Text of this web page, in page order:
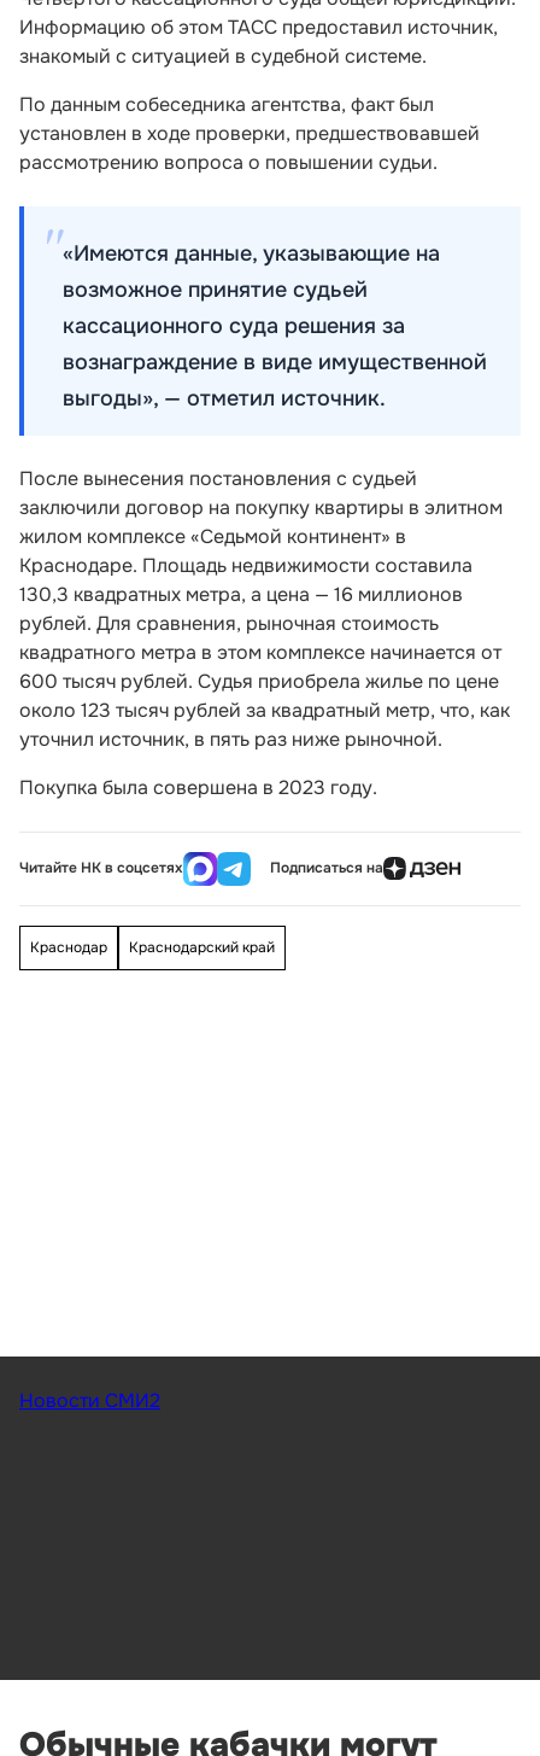
Информацию об этом ТАСС предоставил источник,
знакомый с ситуацией в судебной системе.
По данным собеседника агентства, факт был
установлен в ходе проверки, предшествовавшей
рассмотрению вопроса о повышении судьи.
«Имеются данные, указывающие на
возможное принятие судьей
кассационного суда решения за
вознаграждение в виде имущественной
выгоды», — отметил источник.
После вынесения постановления с судьей
заключили договор на покупку квартиры в элитном
жилом комплексе «Седьмой континент» в
Краснодаре. Площадь недвижимости составила
130,3 квадратных метра, а цена — 16 миллионов
рублей. Для сравнения, рыночная стоимость
квадратного метра в этом комплексе начинается от
600 тысяч рублей. Судья приобрела жилье по цене
около 123 тысяч рублей за квадратный метр, что, как
уточнил источник, в пять раз ниже рыночной.
Покупка была совершена в 2023 году.
Читайте НК в соцсетях Подписаться на
Краснодар Краснодарский край
Новости СМИ2
Обычные кабачки могут